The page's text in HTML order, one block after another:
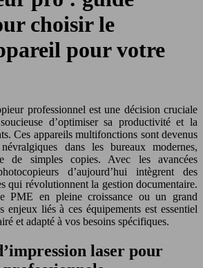
choisir le
pour votre
d’optimiser sa productivité et la
Ces appareils multifonctions sont devenus
dans les bureaux modernes,
de simples copies. Avec les avancées
d’aujourd’hui intègrent des
qui révolutionnent la gestion documentaire.
PME en pleine croissance ou un grand
enjeux liés à ces équipements est essentiel
et adapté à vos besoins spécifiques.
laser pour